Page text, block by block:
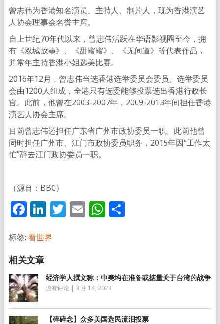
曾志伟为香港知名演员、主持人、制片人，现为香港演艺
人协会理事会名誉主席。
自上世纪70年代以来，曾志伟活跃在华语影视圈至今，拥
有《双城故事》、《甜蜜蜜》、《无间道》等代表作品，
并常年主持香港小姐选美比赛。
2016年12月，曾志伟当选香港选举委员会委员。选举委员
会由1200人组成，全港只有选委能够投票选出香港行政长
官。此前，他曾在2003-2007年，2009-2013年间担任香港
演艺人协会主席。
目前曾志伟还担任广东省广州市政协委员一职。此前他曾
同时担任广州市、江门市政协委员职务，2015年因“工作太
忙”辞去江门政协委员一职。
（源自：BBC）
Facebook
LinkedIn
Twitter
EmailWhatsApp
分
标签: 看世界
经济学人撰文称：中美均在准备或掂量关于台湾的战争
没有评论 | 3 月 14, 2023
【碎碎念】众多美国选民流泪投票